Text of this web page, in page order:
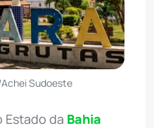
Sudoeste
Estado da Bahia